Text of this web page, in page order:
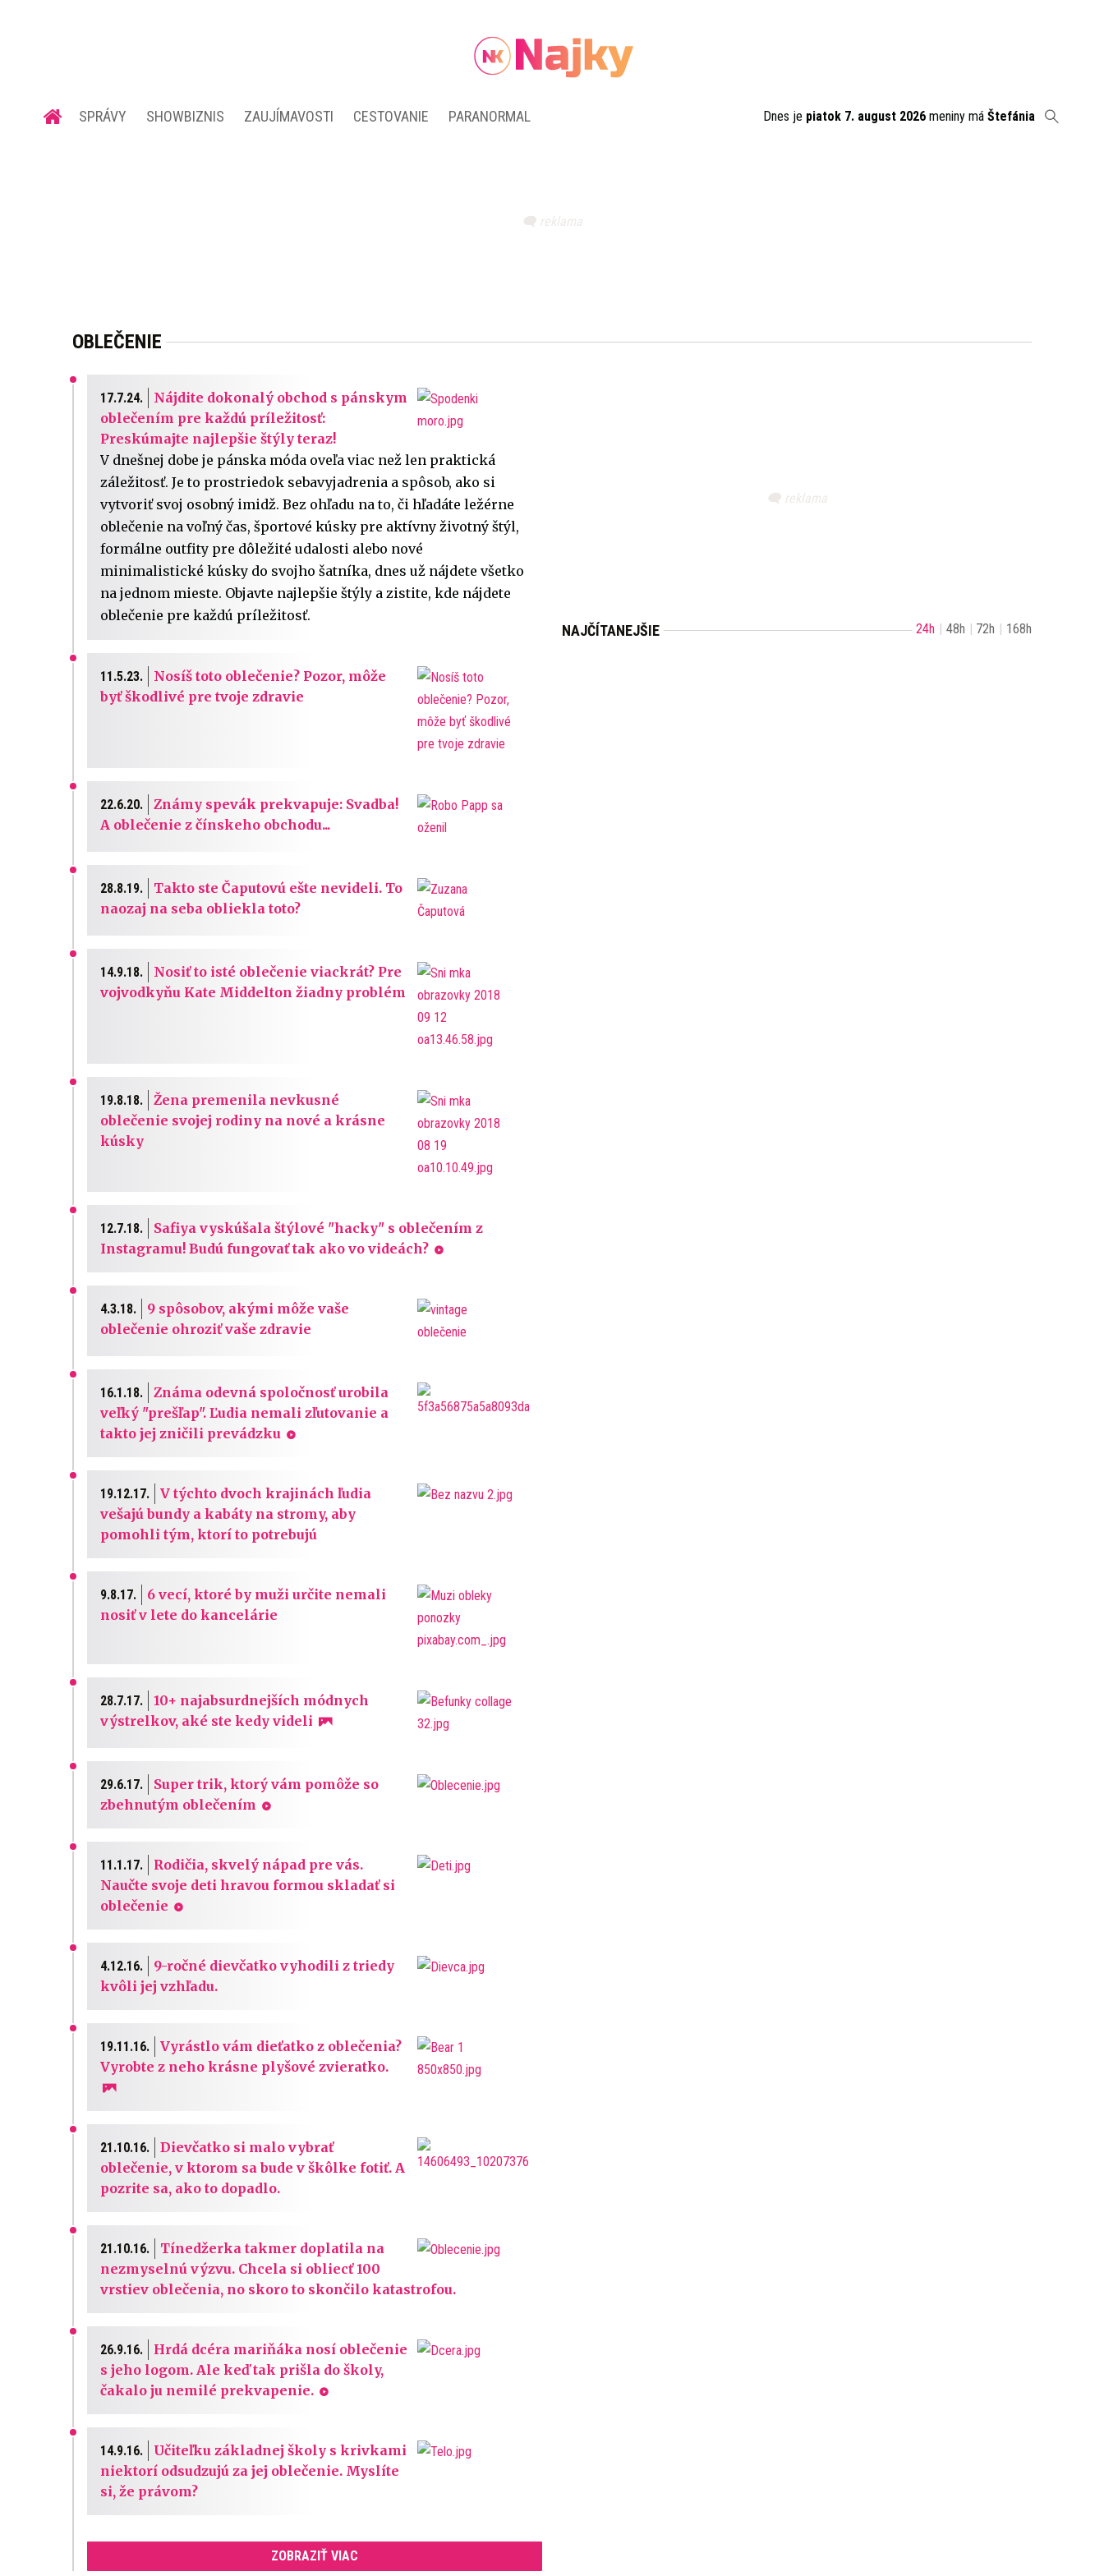
SPRÁVY SHOWBIZNIS ZAUJÍMAVOSTI CESTOVANIE PARANORMAL Dnes je piatok 7. august 2026 meniny má Štefánia
OBLEČENIE
17.7.24.
Nájdite dokonalý obchod s pánskym
oblečením pre každú príležitosť:
Preskúmajte najlepšie štýly teraz!
V dnešnej dobe je pánska móda oveľa viac než len praktická
záležitosť. Je to prostriedok sebavyjadrenia a spôsob, ako si
vytvoriť svoj osobný imidž. Bez ohľadu na to, či hľadáte ležérne
oblečenie na voľný čas, športové kúsky pre aktívny životný štýl,
formálne outfity pre dôležité udalosti alebo nové
minimalistické kúsky do svojho šatníka, dnes už nájdete všetko
na jednom mieste. Objavte najlepšie štýly a zistite, kde nájdete
oblečenie pre každú príležitosť.
11.5.23.
Nosíš toto oblečenie? Pozor, môže
byť škodlivé pre tvoje zdravie
22.6.20.
Známy spevák prekvapuje: Svadba!
A oblečenie z čínskeho obchodu...
28.8.19.
Takto ste Čaputovú ešte nevideli. To
naozaj na seba obliekla toto?
14.9.18.
Nosiť to isté oblečenie viackrát? Pre
vojvodkyňu Kate Middelton žiadny problém
19.8.18.
Žena premenila nevkusné
oblečenie svojej rodiny na nové a krásne
kúsky
12.7.18.
Safiya vyskúšala štýlové "hacky" s oblečením z
Instagramu! Budú fungovať tak ako vo videách?
4.3.18.
9 spôsobov, akými môže vaše
oblečenie ohroziť vaše zdravie
16.1.18.
Známa odevná spoločnosť urobila
veľký "prešľap". Ľudia nemali zľutovanie a
takto jej zničili prevádzku
19.12.17.
V týchto dvoch krajinách ľudia
vešajú bundy a kabáty na stromy, aby
pomohli tým, ktorí to potrebujú
9.8.17.
6 vecí, ktoré by muži určite nemali
nosiť v lete do kancelárie
28.7.17.
10+ najabsurdnejších módnych
výstrelkov, aké ste kedy videli
29.6.17.
Super trik, ktorý vám pomôže so
zbehnutým oblečením
11.1.17.
Rodičia, skvelý nápad pre vás.
Naučte svoje deti hravou formou skladať si
oblečenie
4.12.16.
9-ročné dievčatko vyhodili z triedy
kvôli jej vzhľadu.
19.11.16.
Vyrástlo vám dieťatko z oblečenia?
Vyrobte z neho krásne plyšové zvieratko.
21.10.16.
Dievčatko si malo vybrať
oblečenie, v ktorom sa bude v škôlke fotiť. A
pozrite sa, ako to dopadlo.
21.10.16.
Tínedžerka takmer doplatila na
nezmyselnú výzvu. Chcela si obliecť 100
vrstiev oblečenia, no skoro to skončilo katastrofou.
26.9.16.
Hrdá dcéra mariňáka nosí oblečenie
s jeho logom. Ale keď tak prišla do školy,
čakalo ju nemilé prekvapenie.
14.9.16.
Učiteľku základnej školy s krivkami
niektorí odsudzujú za jej oblečenie. Myslíte
si, že právom?
ZOBRAZIŤ VIAC
NAJČÍTANEJŠIE 24h 48h 72h 168h